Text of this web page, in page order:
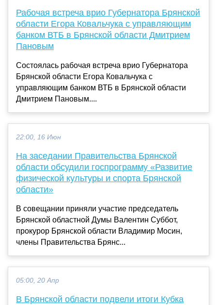
Рабочая встреча врио Губернатора Брянской
области Егора Ковальчука с управляющим
банком ВТБ в Брянской области Дмитрием
Пановым
Состоялась рабочая встреча врио Губернатора
Брянской области Егора Ковальчука с
управляющим банком ВТБ в Брянской области
Дмитрием Пановым....
22:00, 16 Июн
На заседании Правительства Брянской
области обсудили госпрограмму «Развитие
физической культуры и спорта Брянской
области»
В совещании приняли участие председатель
Брянской областной Думы Валентин Суббот,
прокурор Брянской области Владимир Мосин,
члены Правительства Брянс...
05:00, 20 Апр
В Брянской области подвели итоги Кубка